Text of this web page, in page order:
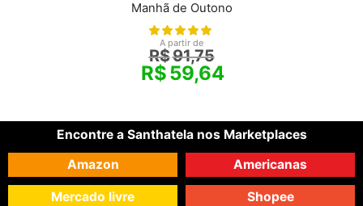
Manhã de Outono
A partir de
R$91,75
R$59,64
Encontre a Santhatela nos Marketplaces
Amazon
Americanas
Mercado livre Shopee